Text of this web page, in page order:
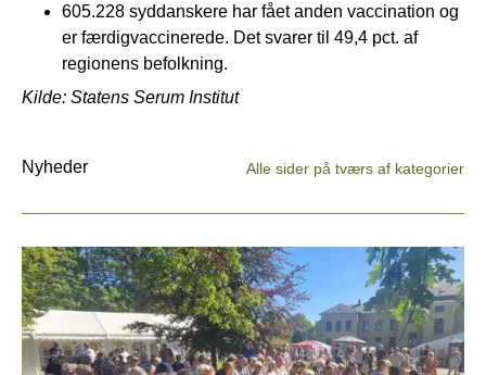
605.228 syddanskere har fået anden vaccination og
er færdigvaccinerede. Det svarer til 49,4 pct. af
regionens befolkning.
Kilde: Statens Serum Institut
Nyheder Alle sider på tværs af kategorier